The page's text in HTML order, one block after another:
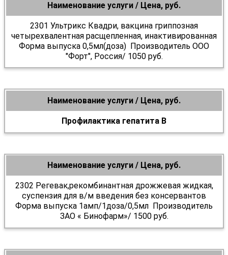
Наименование услуги / Цена, руб.
2301 Ультрикс Квадри, вакцина гриппозная
четырехвалентная расщепленная, инактивированная
Форма выпуска 0,5мл(доза) Производитель ООО
"Форт", Россия/ 1050 руб.
Наименование услуги / Цена, руб.
Профилактика гепатита В
Наименование услуги / Цена, руб.
2302 Регевак,рекомбинантная дрожжевая жидкая,
суспензия для в/м введения без консервантов
Форма выпуска 1амп/1доза/0,5мл Производитель
ЗАО « Бинофарм»/ 1500 руб.